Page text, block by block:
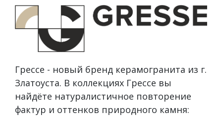
Грессе - новый бренд керамогранита из г.
Златоуста. В коллекциях Грессе вы
найдёте натуралистичное повторение
фактур и оттенков природного камня: